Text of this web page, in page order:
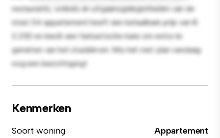
restaurants, winkels en uitgaansgelegenheden van de
stad. Dit appartement heeft een betaalbare prijs van €
2.250 en biedt een fantastische kans om extra te
genieten van het stadsleven. Mis het niet: plan vandaag
nog een bezichtiging!
Kenmerken
Soort woning
Appartement